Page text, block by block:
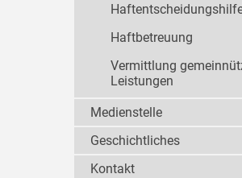
Haftbetreuung
Vermittlung
Leistungen
Medienstelle
Geschichtliches
Kontakt